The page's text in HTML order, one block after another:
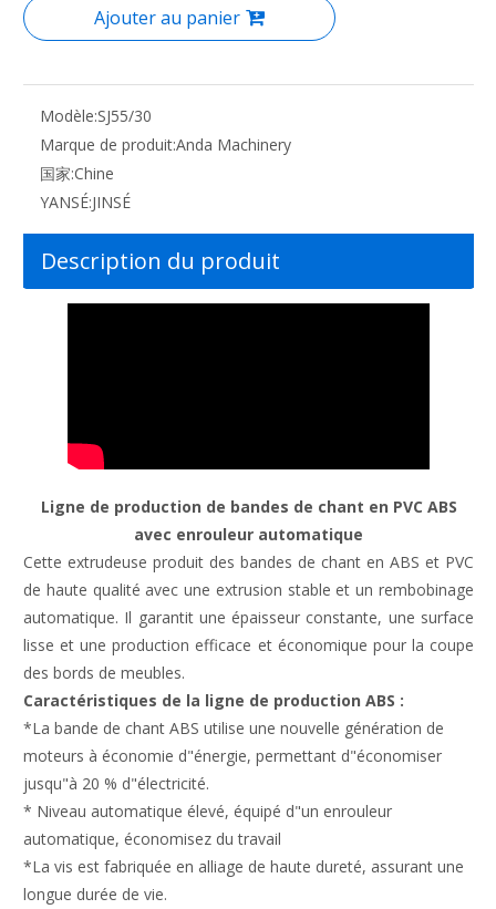
Ajouter au panier
Modèle:SJ55/30
Marque de produit:Anda Machinery
国家:Chine
YANSÉ:JINSÉ
Description du produit
Ligne de production de bandes de chant en PVC ABS
avec enrouleur automatique
Cette extrudeuse produit des bandes de chant en ABS et PVC
de haute qualité avec une extrusion stable et un rembobinage
automatique. Il garantit une épaisseur constante, une surface
lisse et une production efficace et économique pour la coupe
des bords de meubles.
Caractéristiques de la ligne de production ABS :
*La bande de chant ABS utilise une nouvelle génération de
moteurs à économie d"énergie, permettant d"économiser
jusqu"à 20 % d"électricité.
* Niveau automatique élevé, équipé d"un enrouleur
automatique, économisez du travail
*La vis est fabriquée en alliage de haute dureté, assurant une
longue durée de vie.